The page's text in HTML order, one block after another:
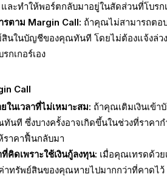
ละทำให้พอร์ตกลับมาอยู่ในสัดส่วนที่โบรก
รตาม Margin Call: ถ้าคุณไม่สามารถตอ
นในบัญชีของคุณทันที โดยไม่ต้องแจ้งล่ว
กเกอร์เอง
Call
ในเวลาที่ไม่เหมาะสม: ถ้าคุณเติมเงินเข้
นที ซึ่งบางครั้งอาจเกิดขึ้นในช่วงที่ราค
ราคาฟื้นกลับมา
คิดเพราะใช้เงินกู้ลงทุน: เมื่อคุณเทรดด้วย
าทรัพย์สินของคุณหายไปมากกว่าที่คาดไว้